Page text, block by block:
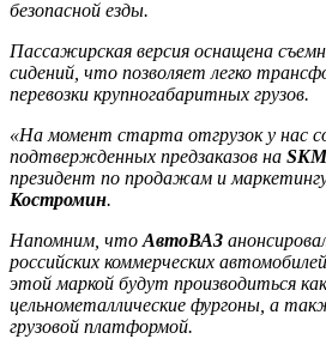
безопасной езды.
Пассажирская версия оснащена
сидений, что позволяет легко
перевозки крупногабаритных грузов.
«На момент старта отгрузок у нас
подтвержденных предзаказов на
президент по продажам и
Костромин.
Напомним, что АвтоВАЗ
российских коммерческих автомобилей
этой маркой будут производиться
цельнометаллические фургоны, а
грузовой платформой.